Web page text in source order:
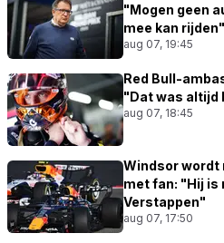
"Mogen geen
mee kan rijden"
aug 07, 19:45
Red Bull-
"Dat was altijd
aug 07, 18:45
Windsor wordt
met fan: "Hij is
Verstappen"
aug 07, 17:50